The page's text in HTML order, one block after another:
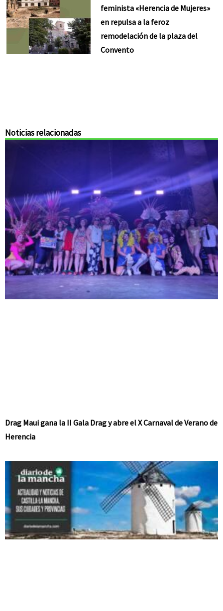
feminista «Herencia de Mujeres»
en repulsa a la feroz
remodelación de la plaza del
Convento
Noticias relacionadas
Drag Maui gana la II Gala Drag y abre el X Carnaval de Verano de
Herencia